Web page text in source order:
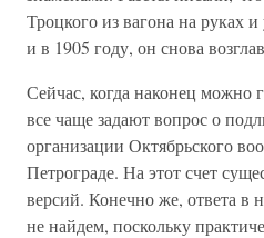
Троцкого из вагона на руках
и в 1905 году, он снова
Сейчас, когда наконец можно
все чаще задают вопрос о
организации Октябрьского
Петрограде. На этот счет
версий. Конечно же, ответа
не найдем, поскольку